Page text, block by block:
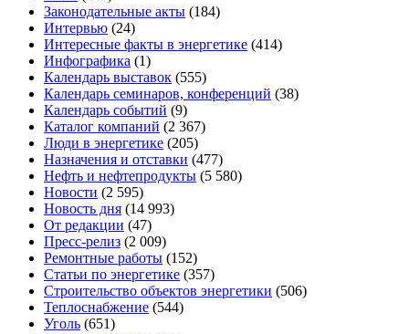
Законодательные акты (184)
Интервью (24)
Интересные факты в энергетике (414)
Инфографика (1)
Календарь выставок (555)
Календарь семинаров, конференций (38)
Календарь событий (9)
Каталог компаний (2 367)
Люди в энергетике (205)
Назначения и отставки (477)
Нефть и нефтепродукты (5 580)
Новости (2 595)
Новость дня (14 993)
От редакции (47)
Пресс-релиз (2 009)
Ремонтные работы (152)
Статьи по энергетике (357)
Строительство объектов энергетики (506)
Теплоснабжение (544)
Уголь (651)